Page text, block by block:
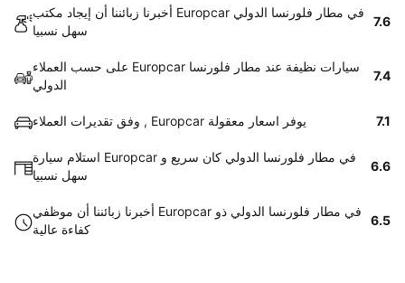
أخبرنا زبائننا أن إيجاد مكتب Europcar في مطار فلورنسا الدولي
سهل نسبيا
7.6
على حسب العملاء Europcar سيارات نظيفة عند مطار فلورنسا
الدولي
7.4
وفق تقديرات العملاء , Europcar يوفر اسعار معقولة 7.1
استلام سيارة Europcar في مطار فلورنسا الدولي كان سريع و
سهل نسبيا
6.6
أخبرنا زبائننا أن موظفي Europcar في مطار فلورنسا الدولي ذو
كفاءة عالية
6.5